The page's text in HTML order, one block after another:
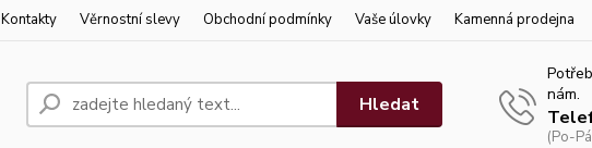
Kontakty Věrnostní slevy Obchodní podmínky Vaše úlovky Kamenná prodejna
Hledat
nám.
(Po-